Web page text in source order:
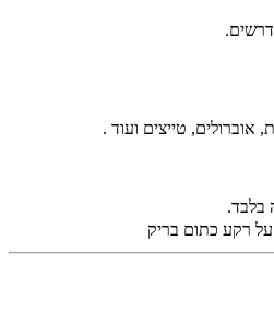
טייצים ועוד .
בלבד.
רקע כתום בריק